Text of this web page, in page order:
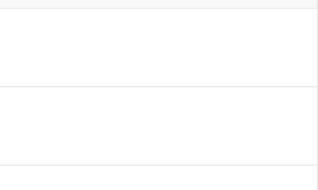
導入事例
よくある質問